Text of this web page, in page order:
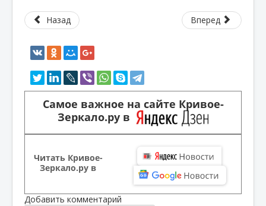
Назад Вперед
Самое важное на сайте Кривое-
Зеркало.ру в
Читать Кривое-
Зеркало.ру в
Добавить комментарий